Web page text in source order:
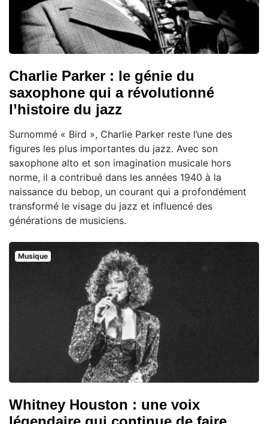
Charlie Parker : le génie du
saxophone qui a révolutionné
l’histoire du jazz
Surnommé « Bird », Charlie Parker reste l’une des
figures les plus importantes du jazz. Avec son
saxophone alto et son imagination musicale hors
norme, il a contribué dans les années 1940 à la
naissance du bebop, un courant qui a profondément
transformé le visage du jazz et influencé des
générations de musiciens.
Musique
Whitney Houston : une voix